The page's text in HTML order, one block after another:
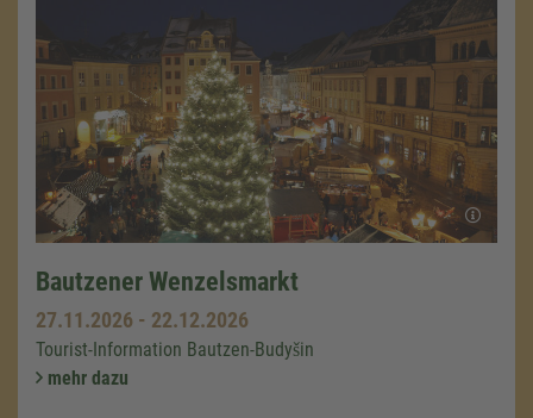
Bautzener Wenzelsmarkt
27.11.2026 - 22.12.2026
Tourist-Information Bautzen-Budyšin
mehr dazu